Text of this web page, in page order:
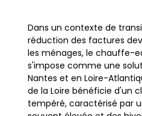
Dans un contexte de
réduction des factures
les ménages, le chauffe-
s'impose comme une
Nantes et en Loire-
de la Loire bénéficie d'un
tempéré, caractérisé par